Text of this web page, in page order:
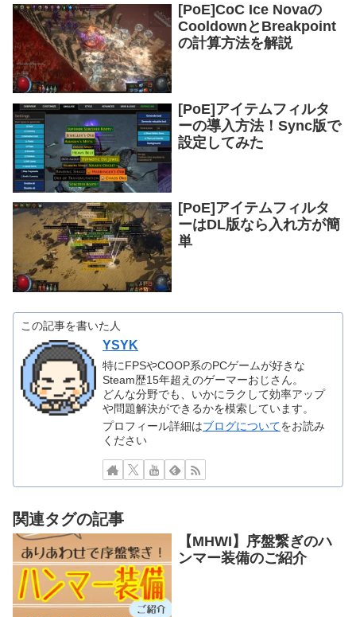
[PoE]CoC Ice Novaの
CooldownとBreakpoint
の計算方法を解説
[PoE]アイテムフィルタ
ーの導入方法！Sync版で
設定してみた
[PoE]アイテムフィルタ
ーはDL版なら入れ方が簡
単
この記事を書いた人
YSYK
特にFPSやCOOP系のPCゲームが好きな
Steam歴15年超えのゲーマーおじさん。
どんな分野でも、いかにラクして効率アップ
や問題解決ができるかを模索しています。
プロフィール詳細はブログについてをお読み
ください
関連タグの記事
【MHWI】序盤繋ぎのハ
ンマー装備のご紹介